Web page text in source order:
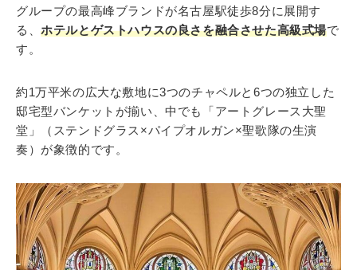
グループの最高峰ブランドが名古屋駅徒歩8分に展開す
る、ホテルとゲストハウスの良さを融合させた高級式場で
す。
約1万平米の広大な敷地に3つのチャペルと6つの独立した
邸宅型バンケットが揃い、中でも「アートグレース大聖
堂」（ステンドグラス×パイプオルガン×聖歌隊の生演
奏）が象徴的です。